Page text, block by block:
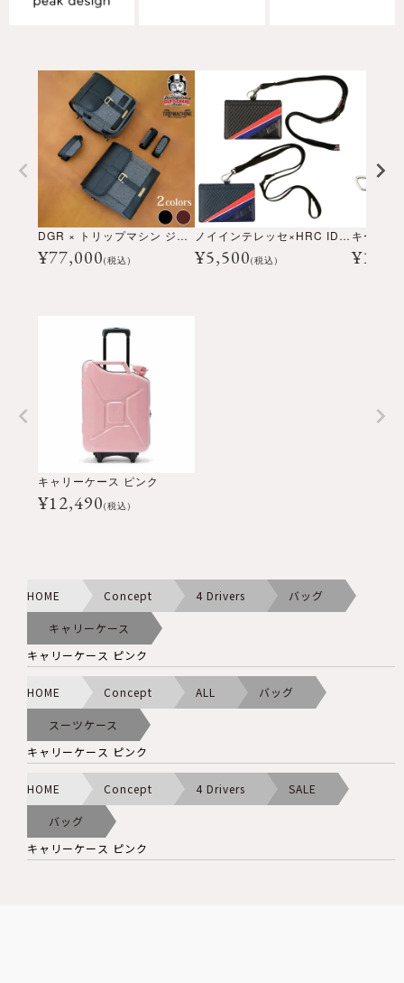
DGR × トリップマシン ジェントルマンズ キャリー コレクターズセット
¥77,000(税込)
ノイインテレッセ×HRC IDカードケース (横型)
¥5,500(税込)
キーケー
¥
キャリーケース ピンク
¥12,490(税込)
HOME Concept 4 Drivers バッグ
キャリーケース
キャリーケース ピンク
HOME Concept ALL バッグ
スーツケース
キャリーケース ピンク
HOME Concept 4 Drivers SALE
バッグ
キャリーケース ピンク